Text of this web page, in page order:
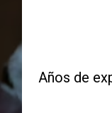
Años de